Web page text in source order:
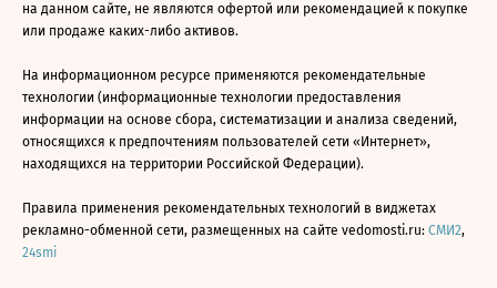
на данном сайте, не являются офертой или рекомендацией к покупке
или продаже каких-либо активов.
На информационном ресурсе применяются рекомендательные
технологии (информационные технологии предоставления
информации на основе сбора, систематизации и анализа сведений,
относящихся к предпочтениям пользователей сети «Интернет»,
находящихся на территории Российской Федерации).
Правила применения рекомендательных технологий в виджетах
рекламно-обменной сети, размещенных на сайте vedomosti.ru: СМИ2,
24smi